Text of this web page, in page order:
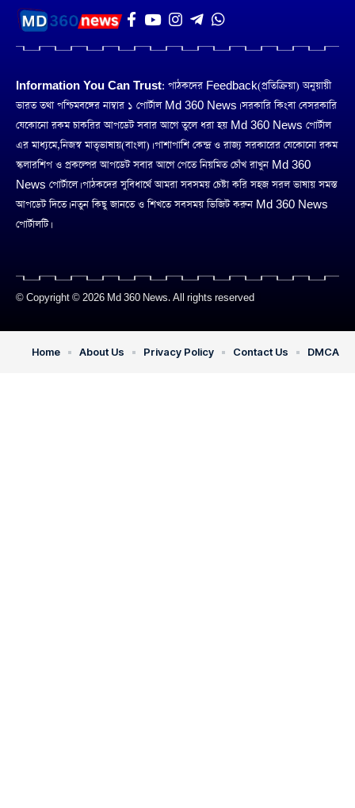
Information You Can Trust: পাঠকদের Feedback(প্রতিক্রিয়া) অনুয়ায়ী
ভারত তথা পশ্চিমবঙ্গের নাম্বার ১ পোর্টাল Md 360 News। সরকারি কিংবা বেসরকারি
যেকোনো রকম চাকরির আপডেট সবার আগে তুলে ধরা হয় Md 360 News পোর্টাল
এর মাধ্যমে,নিজস্ব মাতৃভাষায়(বাংলা)। পাশাপাশি কেন্দ্র ও রাজ্য সরকারের যেকোনো রকম
স্কলারশিপ ও প্রকল্পের আপডেট সবার আগে পেতে নিয়মিত চোঁখ রাখুন Md 360
News পোর্টালে। পাঠকদের সুবিধার্থে আমরা সবসময় চেষ্টা করি সহজ সরল ভাষায় সমস্ত
আপডেট দিতে। নতুন কিছু জানতে ও শিখতে সবসময় ভিজিট করুন Md 360 News
পোর্টালটি।
© Copyright © 2026 Md 360 News. All rights reserved
Home About Us Privacy Policy Contact Us DMCA